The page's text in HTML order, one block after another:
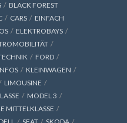
BLACK FOREST
CARS
EINFACH
ELEKTROBAYS
FORD
KLEINWAGEN
LIMOUSINE
MODEL 3
MITTELKLASSE